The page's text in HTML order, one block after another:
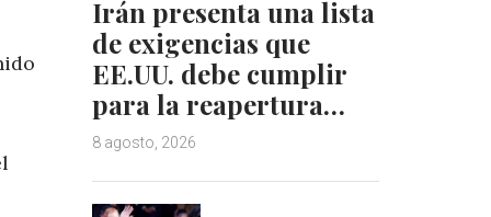
Irán presenta una lista
de exigencias que
EE.UU. debe cumplir
para la reapertura…
8 agosto, 2026